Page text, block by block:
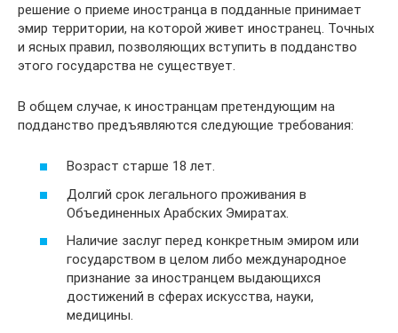
решение о приеме иностранца в подданные принимает
эмир территории, на которой живет иностранец. Точных
и ясных правил, позволяющих вступить в подданство
этого государства не существует.
В общем случае, к иностранцам претендующим на
подданство предъявляются следующие требования:
Возраст старше 18 лет.
Долгий срок легального проживания в
Объединенных Арабских Эмиратах.
Наличие заслуг перед конкретным эмиром или
государством в целом либо международное
признание за иностранцем выдающихся
достижений в сферах искусства, науки,
медицины.